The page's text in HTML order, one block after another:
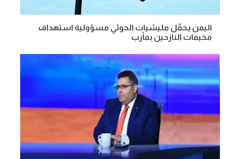
اليمن يحمِّل مليشيات الحوثي مسؤولية استهداف
مخيمات النازحين بمأرب